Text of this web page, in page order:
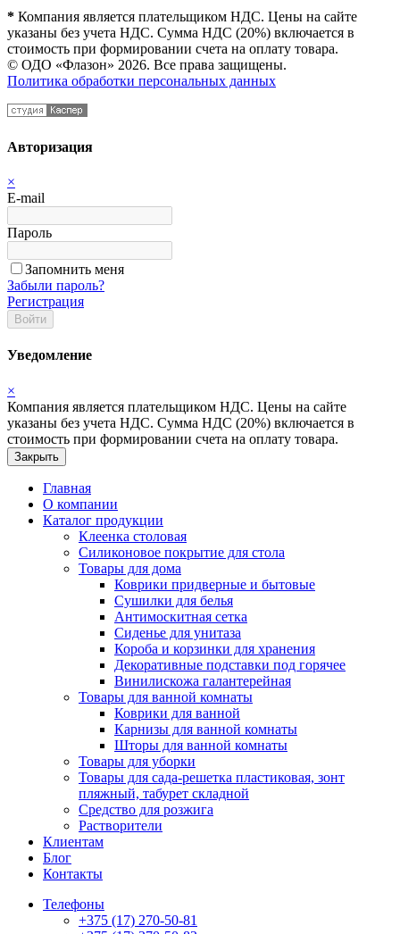
* Компания является плательщиком НДС. Цены на сайте
указаны без учета НДС. Сумма НДС (20%) включается в
стоимость при формировании счета на оплату товара.
© ОДО «Флазон» 2026. Все права защищены.
Политика обработки персональных данных
Авторизация
×
E-mail
Пароль
Запомнить меня
Забыли пароль?
Регистрация
Войти
Уведомление
×
Компания является плательщиком НДС. Цены на сайте
указаны без учета НДС. Сумма НДС (20%) включается в
стоимость при формировании счета на оплату товара.
Закрыть
Главная
О компании
Каталог продукции
Клеенка столовая
Силиконовое покрытие для стола
Товары для дома
Коврики придверные и бытовые
Сушилки для белья
Антимоскитная сетка
Сиденье для унитаза
Короба и корзинки для хранения
Декоративные подставки под горячее
Винилискожа галантерейная
Товары для ванной комнаты
Коврики для ванной
Карнизы для ванной комнаты
Шторы для ванной комнаты
Товары для уборки
Товары для сада-решетка пластиковая, зонт
пляжный, табурет складной
Средство для розжига
Растворители
Клиентам
Блог
Контакты
Телефоны
+375 (17) 270-50-81